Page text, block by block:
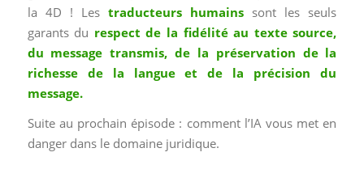
la 4D ! Les traducteurs humains sont les seuls
garants du respect de la fidélité au texte source,
du message transmis, de la préservation de la
richesse de la langue et de la précision du
message.
Suite au prochain épisode : comment l’IA vous met en
danger dans le domaine juridique.